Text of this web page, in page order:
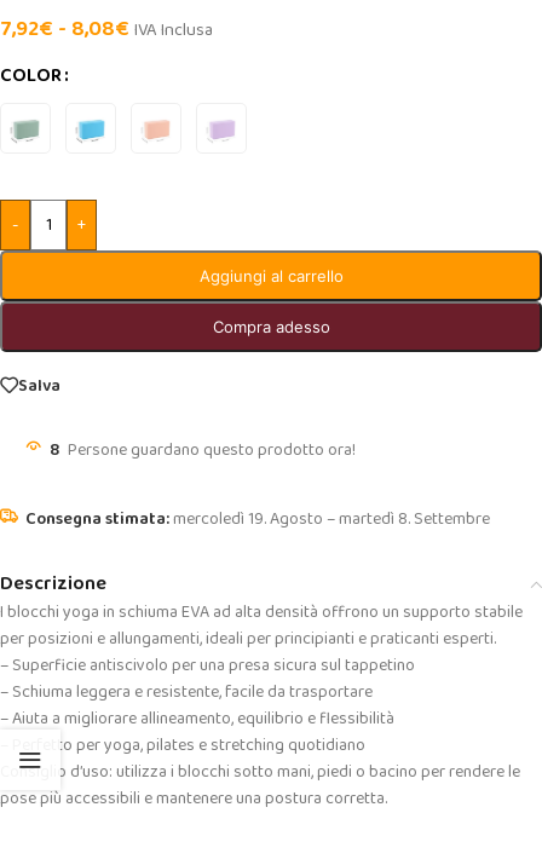
7,92€ - 8,08€ IVA Inclusa
COLOR
- +
Aggiungi al carrello
Compra adesso
Salva
8 Persone guardano questo prodotto ora!
mercoledì 19. Agosto – martedì 8. Settembre
Descrizione
I blocchi yoga in schiuma EVA ad alta densità offrono un supporto stabile
per posizioni e allungamenti, ideali per principianti e praticanti esperti.
– Superficie antiscivolo per una presa sicura sul tappetino
– Schiuma leggera e resistente, facile da trasportare
– Aiuta a migliorare allineamento, equilibrio e flessibilità
– Perfetto per yoga, pilates e stretching quotidiano
Consiglio d’uso: utilizza i blocchi sotto mani, piedi o bacino per rendere le
pose più accessibili e mantenere una postura corretta.